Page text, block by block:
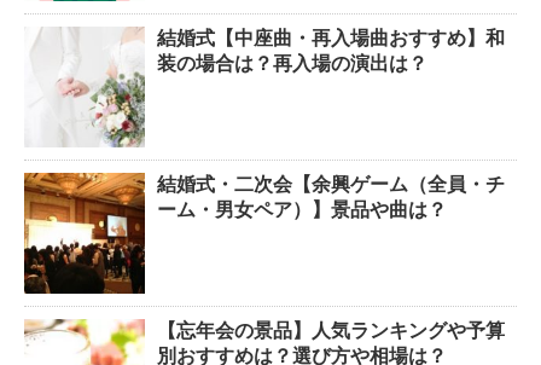
結婚式【中座曲・再入場曲おすすめ】和
装の場合は？再入場の演出は？
結婚式・二次会【余興ゲーム（全員・チ
ーム・男女ペア）】景品や曲は？
【忘年会の景品】人気ランキングや予算
別おすすめは？選び方や相場は？